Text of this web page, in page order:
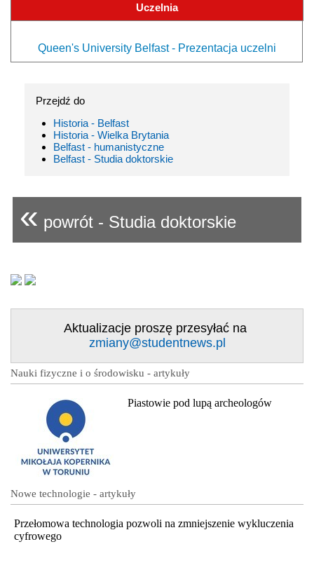
Uczelnia
Queen's University Belfast - Prezentacja uczelni
Przejdź do
Historia - Belfast
Historia - Wielka Brytania
Belfast - humanistyczne
Belfast - Studia doktorskie
« powrót - Studia doktorskie
Aktualizacje proszę przesyłać na
zmiany@studentnews.pl
Nauki fizyczne i o środowisku - artykuły
Piastowie pod lupą archeologów
Nowe technologie - artykuły
Przełomowa technologia pozwoli na zmniejszenie wykluczenia
cyfrowego